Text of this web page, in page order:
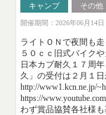
キャンプ
その他
開催期間：2026年06月14日
ライトＯＮで夜間も
５０ｃｃ旧式バイク
日本カブ耐久１７周
久」の受付は２月１
http://www1.kcn.ne.jp/
https://
わず賞品協賛各社様